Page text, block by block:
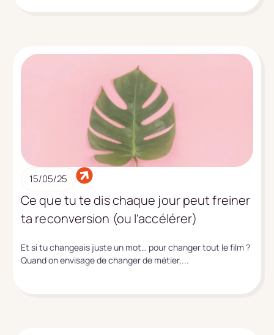
15/05/25
Ce que tu te dis chaque jour peut freiner
ta reconversion (ou l’accélérer)
Et si tu changeais juste un mot… pour changer tout le film ?
Quand on envisage de changer de métier,...